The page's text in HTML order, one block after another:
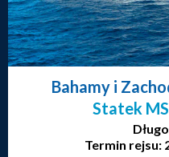
Bahamy i
Statek
Termin rejsu: